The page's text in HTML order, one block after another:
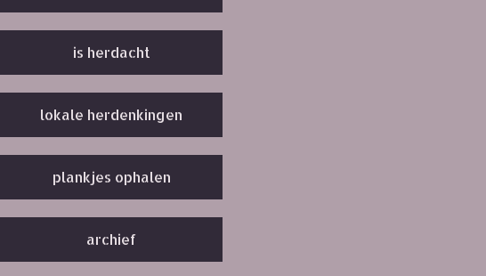
is herdacht
lokale herdenkingen
plankjes ophalen
archief